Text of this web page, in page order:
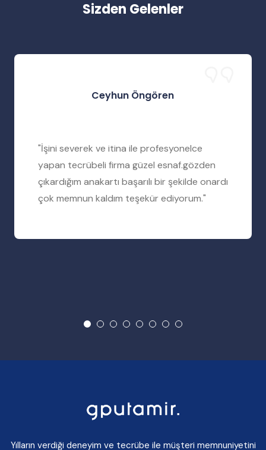
Sizden Gelenler
Ceyhun Öngören
"İşini severek ve itina ile profesyonelce
yapan tecrübeli firma güzel esnaf.gözden
çıkardığım anakartı başarılı bir şekilde onardı
çok memnun kaldım teşekür ediyorum."
Yılların verdiği deneyim ve tecrübe ile müşteri memnuniyetini